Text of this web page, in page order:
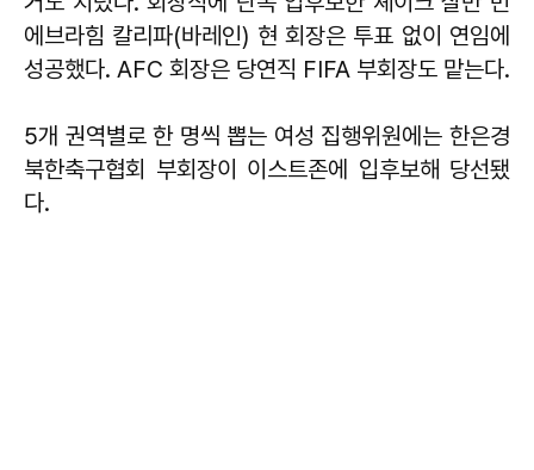
에브라힘 칼리파(바레인) 현 회장은 투표 없이 연임에
성공했다. AFC 회장은 당연직 FIFA 부회장도 맡는다.
5개 권역별로 한 명씩 뽑는 여성 집행위원에는 한은경
북한축구협회 부회장이 이스트존에 입후보해 당선됐
다.